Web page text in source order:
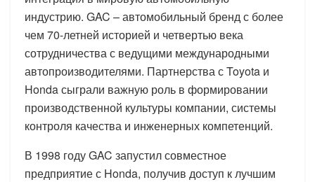
индустрию. GAC – автомобильный бренд с более
чем 70-летней историей и четвертью века
сотрудничества с ведущими международными
автопроизводителями. Партнерства с Toyota и
Honda сыграли важную роль в формировании
производственной культуры компании, системы
контроля качества и инженерных компетенций.
В 1998 году GAC запустил совместное
предприятие с Honda, получив доступ к лучшим